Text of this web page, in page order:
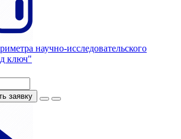
научно-исследовательского
ключ"
заявку